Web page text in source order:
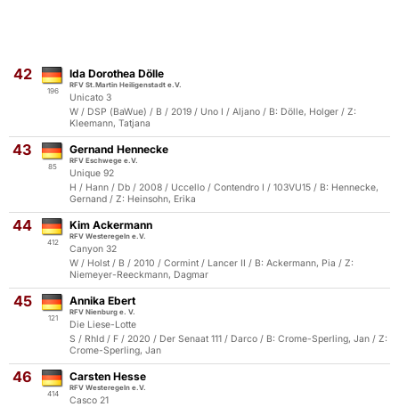
42
196
Ida Dorothea Dölle
RFV St.Martin Heiligenstadt e.V.
Unicato 3
W / DSP (BaWue) / B / 2019 / Uno I / Aljano / B: Dölle, Holger / Z:
Kleemann, Tatjana
43
85
Gernand Hennecke
RFV Eschwege e.V.
Unique 92
H / Hann / Db / 2008 / Uccello / Contendro I / 103VU15 / B: Hennecke,
Gernand / Z: Heinsohn, Erika
44
412
Kim Ackermann
RFV Westeregeln e.V.
Canyon 32
W / Holst / B / 2010 / Cormint / Lancer II / B: Ackermann, Pia / Z:
Niemeyer-Reeckmann, Dagmar
45
121
Annika Ebert
RFV Nienburg e. V.
Die Liese-Lotte
S / Rhld / F / 2020 / Der Senaat 111 / Darco / B: Crome-Sperling, Jan / Z:
Crome-Sperling, Jan
46
414
Carsten Hesse
RFV Westeregeln e.V.
Casco 21